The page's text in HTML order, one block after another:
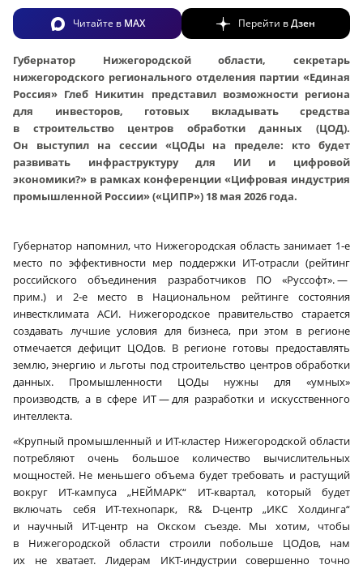
Читайте в MAX Перейти вДзен
Губернатор Нижегородской области, секретарь
нижегородского регионального отделения партии «Единая
Россия» Глеб Никитин представил возможности региона
для инвесторов, готовых вкладывать средства
в строительство центров обработки данных (ЦОД).
Он выступил на сессии «ЦОДы на пределе: кто будет
развивать инфраструктуру для ИИ и цифровой
экономики?» в рамках конференции «Цифровая индустрия
промышленной России» («ЦИПР») 18 мая 2026 года.
Губернатор напомнил, что Нижегородская область занимает 1‑е
место по эффективности мер поддержки ИТ-отрасли (рейтинг
российского объединения разработчиков ПО «Руссофт». —
прим.) и 2‑е место в Национальном рейтинге состояния
инвестклимата АСИ. Нижегородское правительство старается
создавать лучшие условия для бизнеса, при этом в регионе
отмечается дефицит ЦОДов. В регионе готовы предоставлять
землю, энергию и льготы под строительство центров обработки
данных. Промышленности ЦОДы нужны для «умных»
производств, а в сфере ИТ — для разработки и искусственного
интеллекта.
«Крупный промышленный и ИТ-кластер Нижегородской области
потребляют очень большое количество вычислительных
мощностей. Не меньшего объема будет требовать и растущий
вокруг ИТ-кампуса „НЕЙМАРК“ ИТ-квартал, который будет
включать себя ИТ-технопарк, R& D‑центр „ИКС Холдинга“
и научный ИТ-центр на Окском съезде. Мы хотим, чтобы
в Нижегородской области строили побольше ЦОДов, нам
их не хватает. Лидерам ИКТ-индустрии совершенно точно